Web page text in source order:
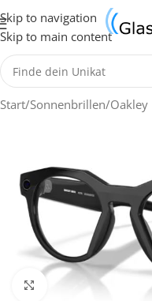
Skip to navigation
Skip to main content
Start/Sonnenbrillen/Oakley
Klick zum